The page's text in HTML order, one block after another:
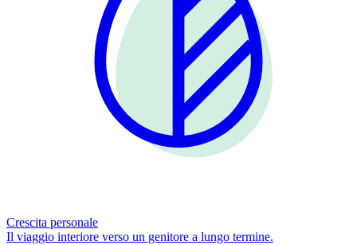
Crescita personale
Il viaggio interiore verso un genitore a lungo termine.